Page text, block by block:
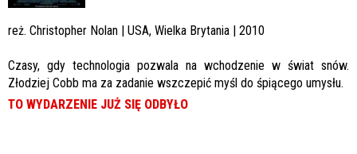
reż. Christopher Nolan | USA, Wielka Brytania | 2010
Czasy, gdy technologia pozwala na wchodzenie w świat snów.
Złodziej Cobb ma za zadanie wszczepić myśl do śpiącego umysłu.
TO WYDARZENIE JUŻ SIĘ ODBYŁO